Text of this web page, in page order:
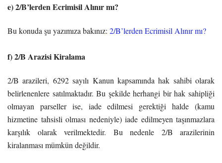
e) 2/B’lerden Ecrimisil Alınır mı?
Bu konuda şu yazımıza bakınız: 2/B’lerden Ecrimisil Alınır mı?
f) 2/B Arazisi Kiralama
2/B arazileri, 6292 sayılı Kanun kapsamında hak sahibi olarak
belirlenenlere satılmaktadır. Bu şekilde herhangi bir hak sahipliği
olmayan parseller ise, iade edilmesi gerektiği halde (kamu
hizmetine tahsisli olması nedeniyle) iade edilmeyen taşınmazlara
karşılık olarak verilmektedir. Bu nedenle 2/B arazilerinin
kiralanması mümkün değildir.